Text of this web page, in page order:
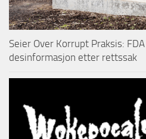
Seier Over Korrupt Praksis:
desinformasjon etter rettssak